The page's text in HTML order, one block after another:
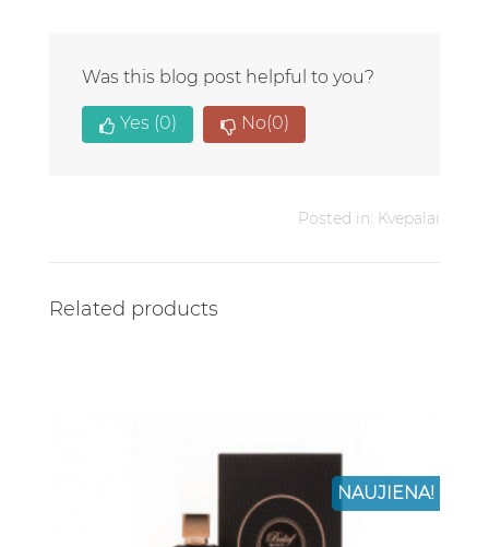
Was this blog post helpful to you?
Yes (0) No(0)
Posted in: Kvepalai
Related products
NAUJIENA!